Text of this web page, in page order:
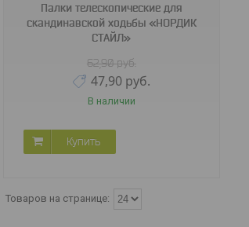
Палки телескопические для
скандинавской ходьбы «НОРДИК
СТАЙЛ»
62,90руб.
47,90 руб.
В наличии
Купить